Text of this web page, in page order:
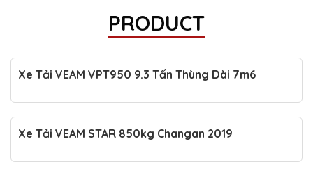
PRODUCT
Xe Tải VEAM VPT950 9.3 Tấn Thùng Dài 7m6
Xe Tải VEAM STAR 850kg Changan 2019